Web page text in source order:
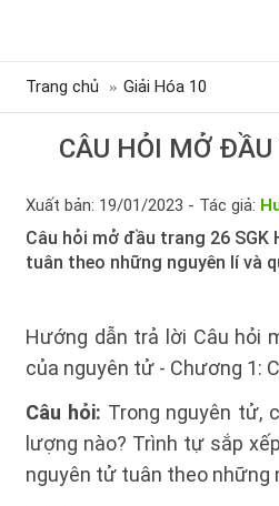
Trang chủ Giải Hóa 10
CÂU HỎI MỞ
Xuất bản: 19/01/2023 - Tác giả:
Câu hỏi mở đầu trang 26
tuân theo những nguyên lí và
Hướng dẫn trả lời Câu hỏi
của nguyên tử - Chương 1:
Câu hỏi: Trong nguyên tử,
lượng nào? Trình tự sắp
nguyên tử tuân theo những